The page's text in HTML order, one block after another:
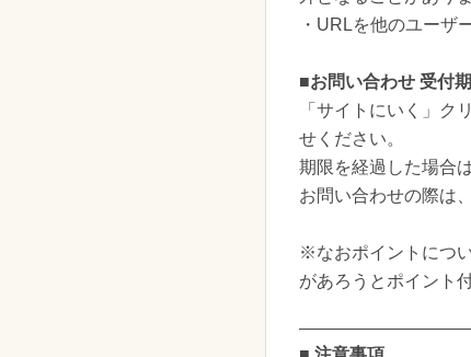
・URLを他のユーザ
■お問い合わせ 受付
「サイトにいく」ク
せください。
期限を経過した場合
お問い合わせの際は
※なおポイントにつ
があろうとポイント